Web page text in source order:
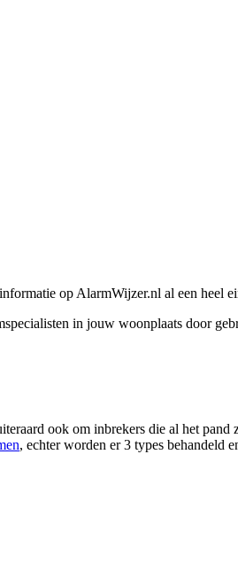
op AlarmWijzer.nl al een heel
in jouw woonplaats door
ook om inbrekers die al het
, echter worden er 3 types behandeld